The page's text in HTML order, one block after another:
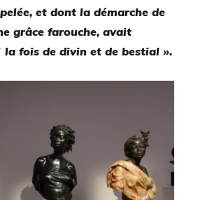
et dont la démarche de
grâce farouche, avait
la fois de divin et de bestial ».